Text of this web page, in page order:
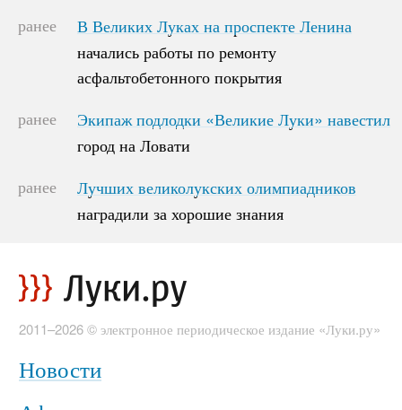
ранее
В Великих Луках на проспекте Ленина
начались работы по ремонту
асфальтобетонного покрытия
В Великих Луках на проспекте Ленина
начались работы по ремонту
асфальтобетонного покрытия
ранее
Экипаж подлодки «Великие Луки» навестил
город на Ловати
Экипаж подлодки «Великие Луки» навестил
город на Ловати
ранее
Лучших великолукских олимпиадников
наградили за хорошие знания
Лучших великолукских олимпиадников
наградили за хорошие знания
2011–2026 © электронное периодическое издание «Луки.ру»
Новости